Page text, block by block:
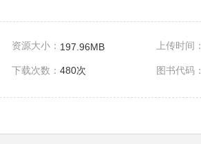
资源大小： 197.96MB 上传时间：
下载次数： 480次 图书代码：